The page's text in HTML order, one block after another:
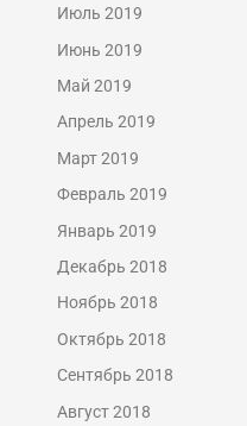
Июль 2019
Июнь 2019
Май 2019
Апрель 2019
Март 2019
Февраль 2019
Январь 2019
Декабрь 2018
Ноябрь 2018
Октябрь 2018
Сентябрь 2018
Август 2018